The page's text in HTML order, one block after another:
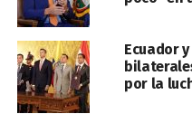
Ecuador
por la